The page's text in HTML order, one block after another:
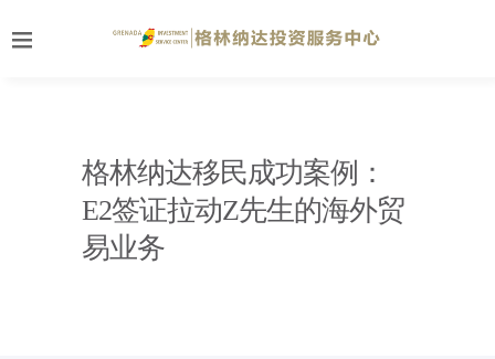
格林纳达移民成功案例：
E2签证拉动Z先生的海外贸
易业务